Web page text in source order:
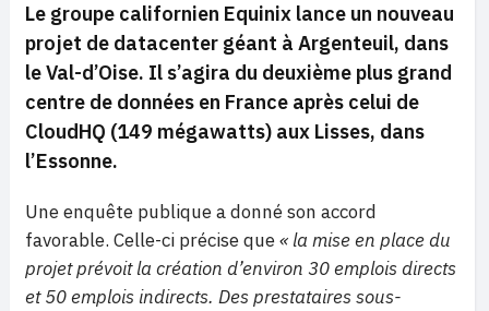
Le groupe californien Equinix lance un nouveau
projet de datacenter géant à Argenteuil, dans
le Val-d’Oise. Il s’agira du deuxième plus grand
centre de données en France après celui de
CloudHQ (149 mégawatts) aux Lisses, dans
l’Essonne.
Une enquête publique a donné son accord
favorable. Celle-ci précise que« la mise en place du
projet prévoit la création d’environ 30 emplois directs
et 50 emplois indirects. Des prestataires sous-